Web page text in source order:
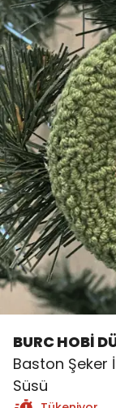
BURC HOBİ
Baston Şeker
Süsü